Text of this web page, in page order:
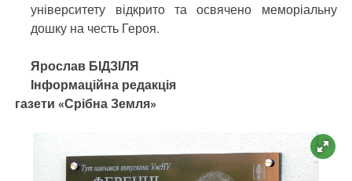
університету відкрито та освячено меморіальну
дошку на честь Героя.
Ярослав БІДЗІЛЯ
Інформаційна редакція
газети «Срібна Земля»